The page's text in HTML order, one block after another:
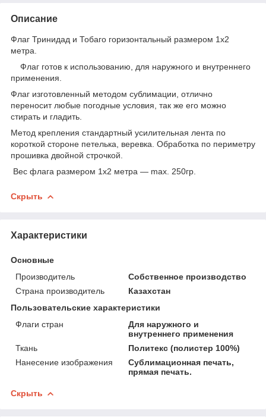
Описание
Флаг Тринидад и Тобаго горизонтальный размером 1х2
метра.
Флаг готов к использованию, для наружного и внутреннего
применения.
Флаг изготовленный методом сублимации, отлично
переносит любые погодные условия, так же его можно
стирать и гладить.
Метод крепления стандартный усилительная лента по
короткой стороне петелька, веревка. Обработка по периметру
прошивка двойной строчкой.
Вес флага размером 1х2 метра ― max. 250гр.
Скрыть
Характеристики
Основные
Производитель
Собственное производство
Страна производитель
Казахстан
Пользовательские характеристики
Флаги стран
Для наружного и
внутреннего применения
Ткань
Политекс (полистер 100%)
Нанесение изображения
Сублимационная печать,
прямая печать.
Скрыть